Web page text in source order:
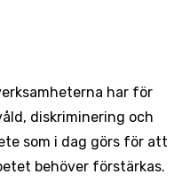
har för
diskriminering och
som i dag görs för att
behöver förstärkas.